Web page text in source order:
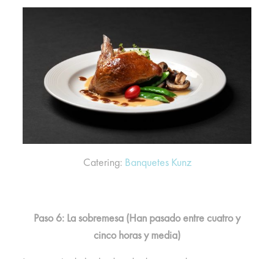
Catering: Banquetes Kunz
Paso 6: La sobremesa (Han pasado entre cuatro y
cinco horas y media)